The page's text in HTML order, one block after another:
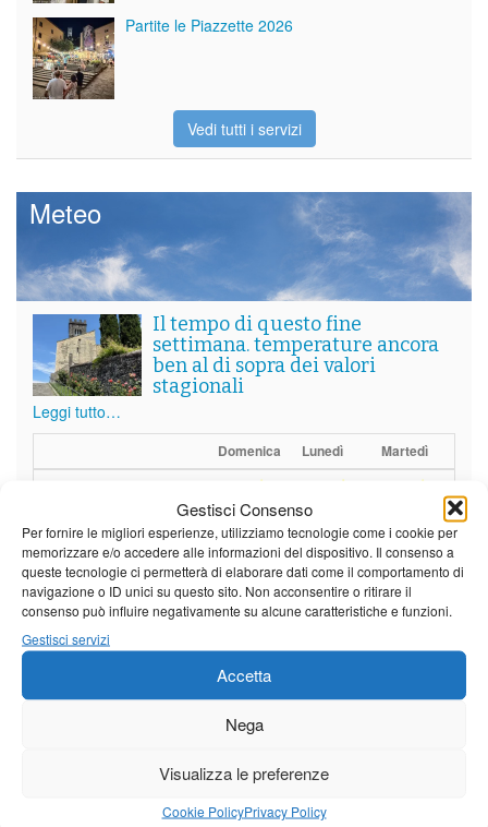
Gestisci Consenso
Per fornire le migliori esperienze, utilizziamo tecnologie come i cookie per
memorizzare e/o accedere alle informazioni del dispositivo. Il consenso a
queste tecnologie ci permetterà di elaborare dati come il comportamento di
navigazione o ID unici su questo sito. Non acconsentire o ritirare il
consenso può influire negativamente su alcune caratteristiche e funzioni.
Gestisci servizi
Accetta
Nega
Visualizza le preferenze
Cookie PolicyPrivacy Policy
Partite le Piazzette 2026
Vedi tutti i servizi
Meteo
Il tempo di questo fine
settimana. temperature ancora
ben al di sopra dei valori
stagionali
Leggi tutto…
Domenica Lunedì Martedì
25°C|36°C 21°C|37°C 22°C|38°C
Barga
25°C |33°C 21°C|34°C 22°C
Castelnuovo Garfagnana
25°C|33°C